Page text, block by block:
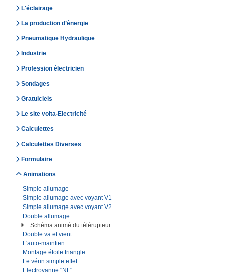
L'éclairage
La production d’énergie
Pneumatique Hydraulique
Industrie
Profession électricien
Sondages
Gratuiciels
Le site volta-Electricité
Calculettes
Calculettes Diverses
Formulaire
Animations
Simple allumage
Simple allumage avec voyant V1
Simple allumage avec voyant V2
Double allumage
Schéma animé du télérupteur
Double va et vient
L'auto-maintien
Montage étoile triangle
Le vérin simple effet
Electrovanne "NF"